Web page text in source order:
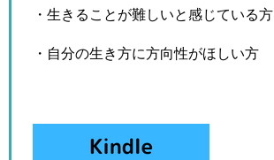
・生きることが難しいと感じている方
・自分の生き方に方向性がほしい方